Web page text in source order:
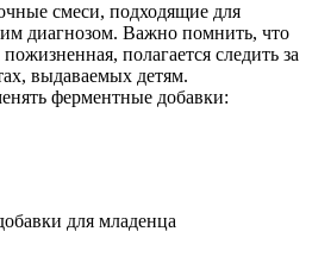
смеси, подходящие для
диагнозом. Важно помнить, что
полагается следить за
выдаваемых детям.
ферментные добавки: